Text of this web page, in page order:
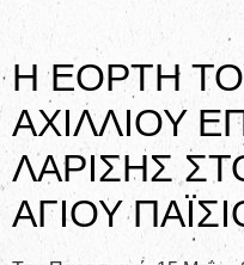
Η ΕΟΡΤΗ
ΑΧΙΛΛΙΟΥ
ΛΑΡΙΣΗΣ
ΑΓΙΟΥ